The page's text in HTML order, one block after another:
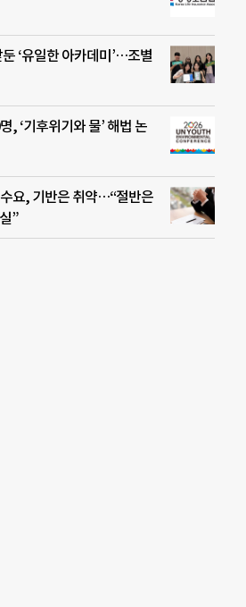
‘유일한 아카데미’…조별
, ‘기후위기와 물’ 해법 논
요, 기반은 취약…“절반은
”